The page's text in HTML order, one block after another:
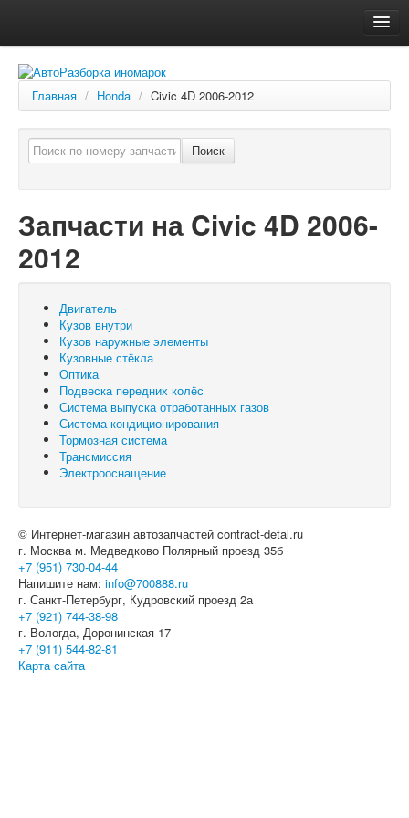
Автосервис
О компании
Доставка, оплата
Главная / Honda / Civic 4D 2006-2012
Поиск
Запчасти на Civic 4D 2006-
2012
Двигатель
Кузов внутри
Кузов наружные элементы
Кузовные стёкла
Оптика
Подвеска передних колёс
Система выпуска отработанных газов
Система кондиционирования
Тормозная система
Трансмиссия
Электрооснащение
© Интернет-магазин автозапчастей contract-detal.ru
г. Москва м. Медведково Полярный проезд 35б
+7 (951) 730-04-44
Напишите нам: info@700888.ru
г. Санкт-Петербург, Кудровский проезд 2а
+7 (921) 744-38-98
г. Вологда, Доронинская 17
+7 (911) 544-82-81
Карта сайта